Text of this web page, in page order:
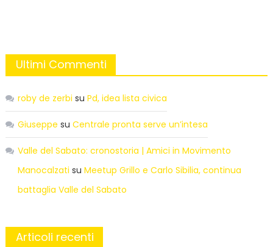
Ultimi Commenti
roby de zerbi su Pd, idea lista civica
Giuseppe su Centrale pronta serve un’intesa
Valle del Sabato: cronostoria | Amici in Movimento
Manocalzati su Meetup Grillo e Carlo Sibilia, continua
battaglia Valle del Sabato
Articoli recenti